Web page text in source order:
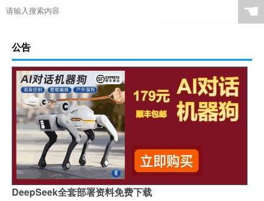
☚
公告
DeepSeek全套部署资料免费下载